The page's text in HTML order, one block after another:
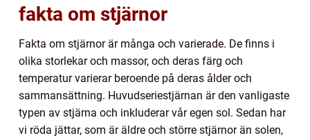
fakta om stjärnor
Fakta om stjärnor är många och varierade. De finns i
olika storlekar och massor, och deras färg och
temperatur varierar beroende på deras ålder och
sammansättning. Huvudseriestjärnan är den vanligaste
typen av stjärna och inkluderar vår egen sol. Sedan har
vi röda jättar, som är äldre och större stjärnor än solen,